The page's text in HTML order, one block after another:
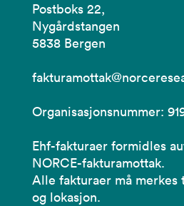
Postboks 22,
Nygårdstangen
5838 Bergen
Organisasjonsnummer:
Ehf-fakturaer formidles
NORCE-fakturamottak.
Alle fakturaer må merkes
og lokasjon.